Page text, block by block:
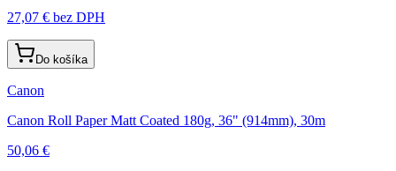
27,07 € bez DPH
Do košíka
Canon
Canon Roll Paper Matt Coated 180g, 36" (914mm), 30m
50,06 €